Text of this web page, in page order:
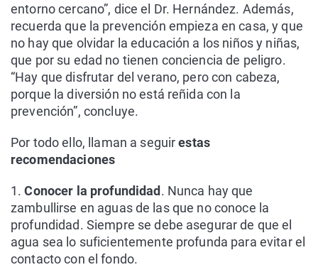
entorno cercano”, dice el Dr. Hernández. Además,
recuerda que la prevención empieza en casa, y que
no hay que olvidar la educación a los niños y niñas,
que por su edad no tienen conciencia de peligro.
“Hay que disfrutar del verano, pero con cabeza,
porque la diversión no está reñida con la
prevención”, concluye.
Por todo ello, llaman a seguirestas
recomendaciones
1. Conocer la profundidad . Nunca hay que
zambullirse en aguas de las que no conoce la
profundidad. Siempre se debe asegurar de que el
agua sea lo suficientemente profunda para evitar el
contacto con el fondo.